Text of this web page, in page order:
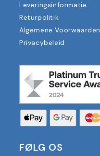
Leveringsinformatie
Returpolitik
Algemene Voorwaarden
Privacybeleid
FØLG OS